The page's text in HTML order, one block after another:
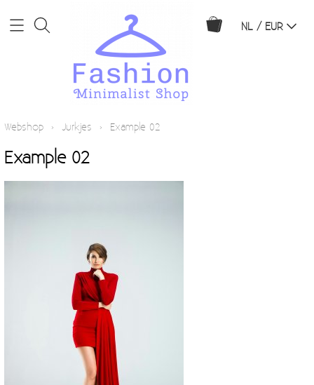
NL / EUR
Home
Webshop › Jurkjes › Example 02
Example 02